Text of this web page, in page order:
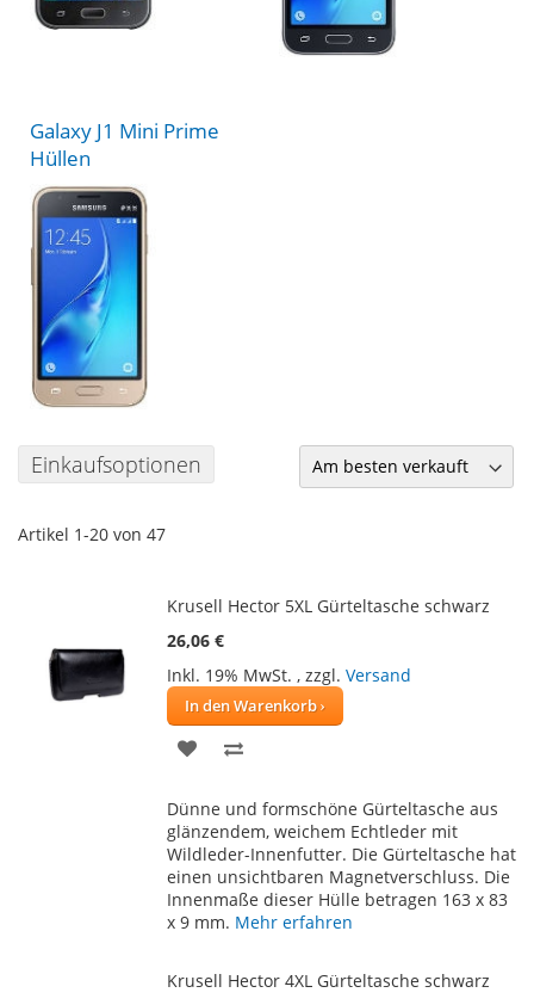
Galaxy J1 Mini Prime
Hüllen
Einkaufsoptionen
Artikel 1-20 von 47
Krusell Hector 5XL Gürteltasche schwarz
26,06 €
Inkl. 19% MwSt. , zzgl. Versand
In den Warenkorb
ZUR
HINZUFÜGEN
HINZUFÜGEN
Dünne und formschöne Gürteltasche aus
glänzendem, weichem Echtleder mit
Wildleder-Innenfutter. Die Gürteltasche hat
einen unsichtbaren Magnetverschluss. Die
Innenmaße dieser Hülle betragen 163 x 83
x 9 mm. Mehr erfahren
Krusell Hector 4XL Gürteltasche schwarz